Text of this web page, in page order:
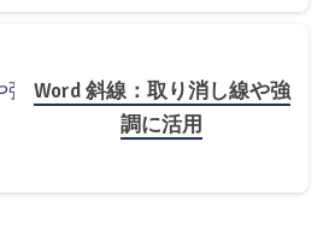
Word 斜線：取り消し線や強
調に活用